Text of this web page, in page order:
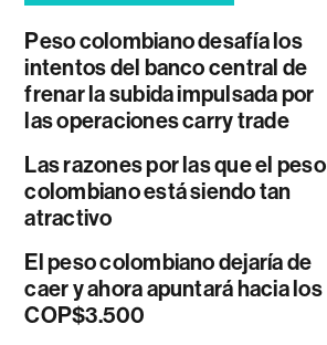
Peso colombiano desafía los
intentos del banco central de
frenar la subida impulsada por
las operaciones carry trade
Las razones por las que el peso
colombiano está siendo tan
atractivo
El peso colombiano dejaría de
caer y ahora apuntará hacia los
COP$3.500